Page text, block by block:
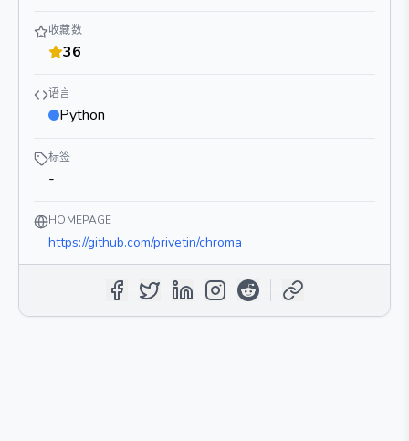
收藏数
36
语言
Python
标签
-
HOMEPAGE
https://github.com/privetin/chroma